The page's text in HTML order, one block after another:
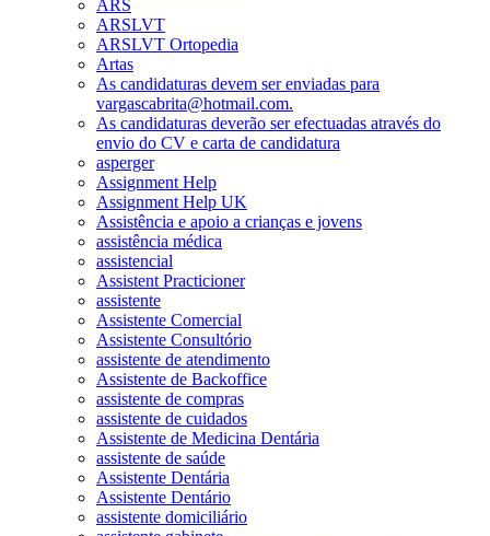
ARS
ARSLVT
ARSLVT Ortopedia
Artas
As candidaturas devem ser enviadas para
vargascabrita@hotmail.com.
As candidaturas deverão ser efectuadas através do
envio do CV e carta de candidatura
asperger
Assignment Help
Assignment Help UK
Assistência e apoio a crianças e jovens
assistência médica
assistencial
Assistent Practicioner
assistente
Assistente Comercial
Assistente Consultório
assistente de atendimento
Assistente de Backoffice
assistente de compras
assistente de cuidados
Assistente de Medicina Dentária
assistente de saúde
Assistente Dentária
Assistente Dentário
assistente domiciliário